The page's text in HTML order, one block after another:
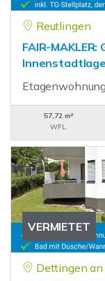
Reutlingen
FAIR-
Etagenwohnung
57,72 m²
WFL.
VERMIETET
Dettingen an